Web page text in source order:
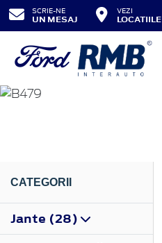
SCRIE-NE
UN MESAJ
VEZI
LOCATIILE
FIESTA
CATEGORII
Jante (28)